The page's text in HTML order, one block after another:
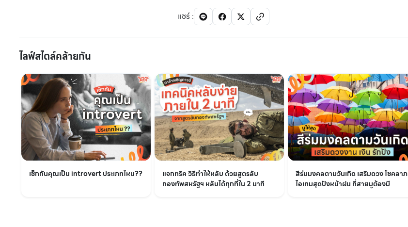
แชร์:
ไลฟ์สไตล์คล้ายกัน
เช็กกันคุณเป็น introvert ประเภทไหน??
แจกทริค วิธีทำให้หลับ ด้วยสูตรลับ
กองทัพสหรัฐฯ หลับได้ทุกที่ใน 2 นาที
สีร่มมงคลตามวันเกิด เสริมดวง โชคลาภ
ไอเทมสุดปังหน้าฝน ที่สายมูต้องมี